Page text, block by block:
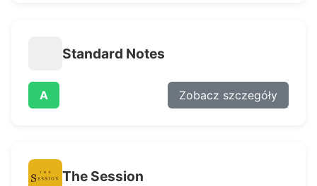
Standard Notes
A Zobacz szczegóły
The Session